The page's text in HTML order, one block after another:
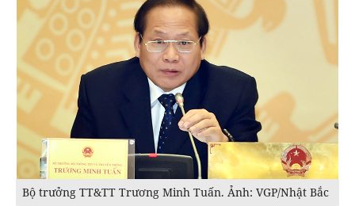
Bộ trưởng TT&TT Trương Minh Tuấn. Ảnh: VGP/Nhật Bắc